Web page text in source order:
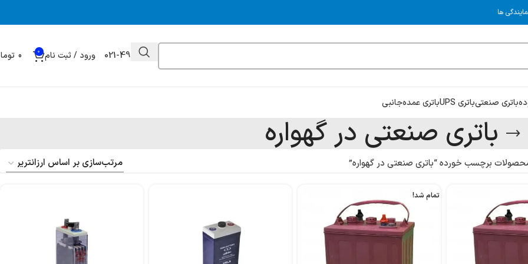
ها
021-49032000 ورود / ثبت نام 0
باتری صنعتیباتری UPS باتری عمدهجانبی
باتری صنعتی در گهواره
برچسب خورده “باتری صنعتی در گهواره”
تمام شد!